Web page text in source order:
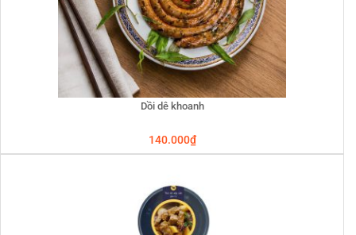
Dồi dê khoanh
140.000₫